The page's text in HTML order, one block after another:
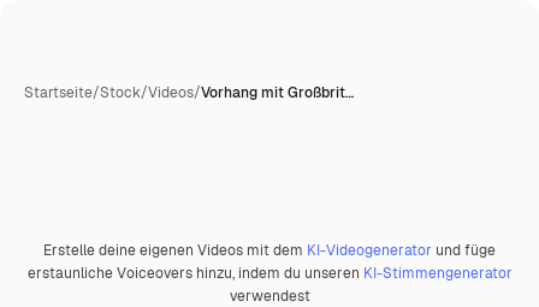
Startseite/Stock/Videos/Vorhang mit Großbrit…
Premium
Erstelle deine eigenen Videos mit dem KI-Videogenerator und füge
erstaunliche Voiceovers hinzu, indem du unseren KI-Stimmengenerator
verwendest